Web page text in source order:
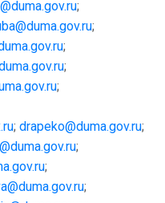
;
;
;
;
;
; drapeko@duma.gov.ru;
;
;
;